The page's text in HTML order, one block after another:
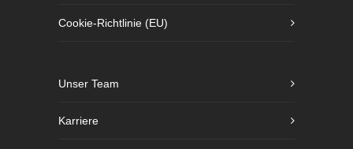
Cookie-Richtlinie (EU)
Unser Team
Karriere